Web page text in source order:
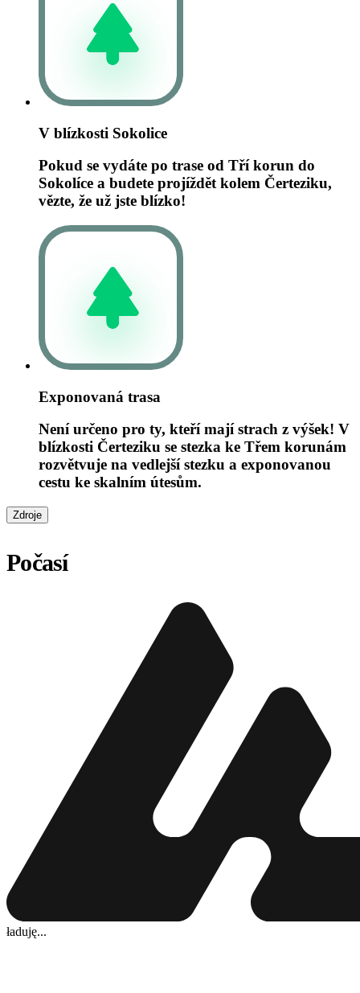
V blízkosti Sokolice
Pokud se vydáte po trase od Tří korun do
Sokolíce a budete projíždět kolem Čerteziku,
vězte, že už jste blízko!
Exponovaná trasa
Není určeno pro ty, kteří mají strach z výšek! V
blízkosti Čerteziku se stezka ke Třem korunám
rozvětvuje na vedlejší stezku a exponovanou
cestu ke skalním útesům.
Zdroje
Počasí
ładuję...